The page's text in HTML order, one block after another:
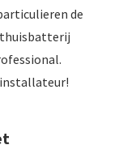
de
installateur!